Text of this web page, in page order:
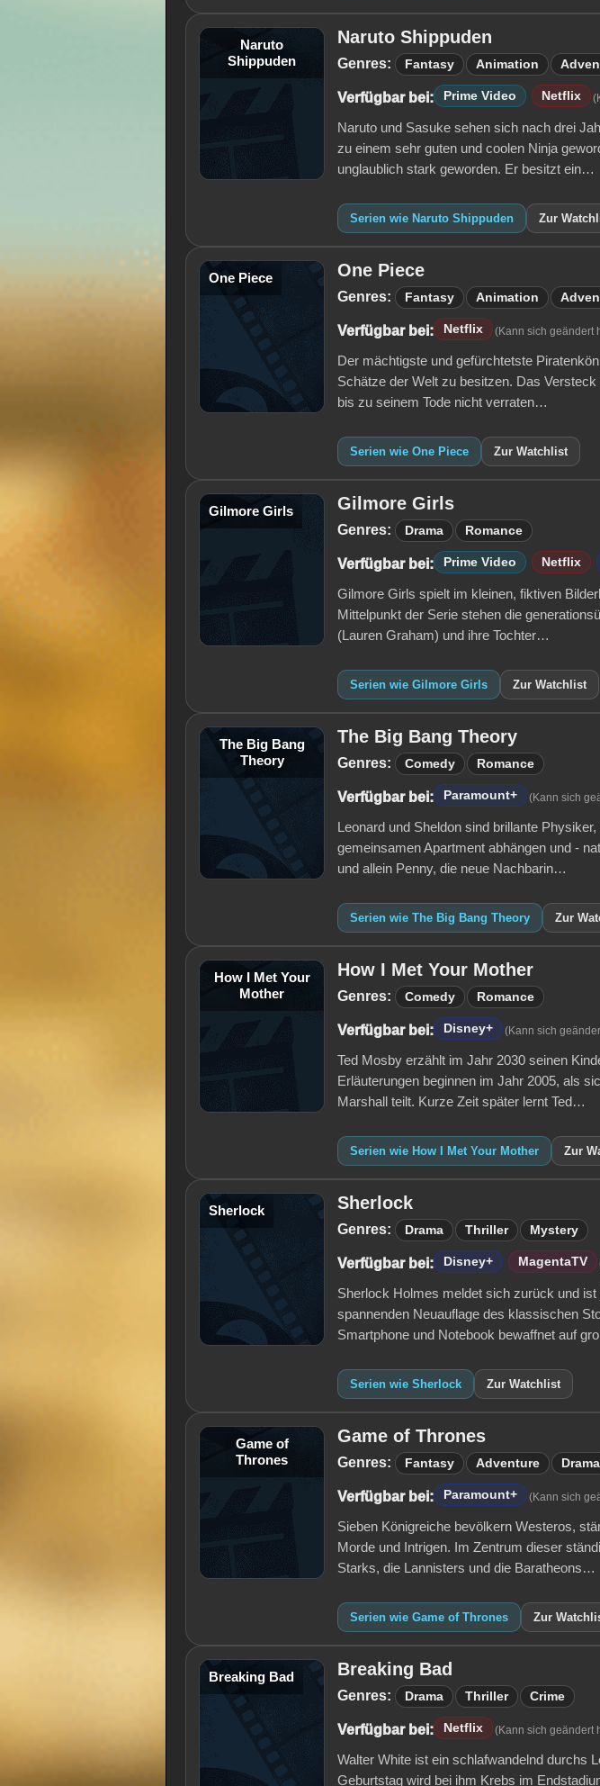
Naruto
Shippuden
Naruto Shippuden
Genres: Fantasy Animation
Verfügbar bei: Prime Video Netflix
Naruto und Sasuke sehen sich nach drei
zu einem sehr guten und coolen Ninja
unglaublich stark geworden. Er besitzt ein…
Serien wie Naruto Shippuden Zur
One Piece One Piece
Genres: Fantasy Animation
Verfügbar bei: Netflix (Kann sich geändert
Der mächtigste und gefürchtetste
Schätze der Welt zu besitzen. Das
bis zu seinem Tode nicht verraten…
Serien wie One Piece Zur Watchlist
Gilmore Girls Gilmore Girls
Genres: Drama Romance
Verfügbar bei: Prime Video Netflix
Gilmore Girls spielt im kleinen, fiktiven
Mittelpunkt der Serie stehen die
(Lauren Graham) und ihre Tochter…
Serien wie Gilmore Girls Zur Watchlist
The Big Bang
Theory
The Big Bang Theory
Genres: Comedy Romance
Verfügbar bei: Paramount+ (Kann sich
Leonard und Sheldon sind brillante
gemeinsamen Apartment abhängen und -
und allein Penny, die neue Nachbarin…
Serien wie The Big Bang Theory Zur
How I Met Your
Mother
How I Met Your Mother
Genres: Comedy Romance
Verfügbar bei: Disney+ (Kann sich
Ted Mosby erzählt im Jahr 2030 seinen
Erläuterungen beginnen im Jahr 2005, als
Marshall teilt. Kurze Zeit später lernt Ted…
Serien wie How I Met Your Mother Zur
Sherlock Sherlock
Genres: Drama Thriller Mystery
Verfügbar bei: Disney+ MagentaTV
Sherlock Holmes meldet sich zurück und
spannenden Neuauflage des klassischen
Smartphone und Notebook bewaffnet auf
Serien wie Sherlock Zur Watchlist
Game of
Thrones
Game of Thrones
Genres: Fantasy Adventure Drama
Verfügbar bei: Paramount+ (Kann sich
Sieben Königreiche bevölkern Westeros,
Morde und Intrigen. Im Zentrum dieser
Starks, die Lannisters und die Baratheons…
Serien wie Game of Thrones Zur
Breaking Bad Breaking Bad
Genres: Drama Thriller Crime
Verfügbar bei: Netflix (Kann sich geändert
Walter White ist ein schlafwandelnd durchs
Geburtstag wird bei ihm Krebs im